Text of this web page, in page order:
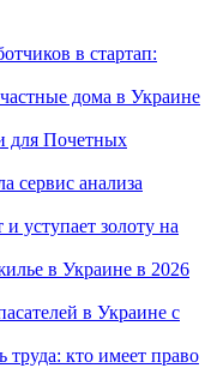
в стартап:
дома в Украине
для Почетных
сервис анализа
уступает золоту на
в Украине в 2026
в Украине с
труда: кто имеет право